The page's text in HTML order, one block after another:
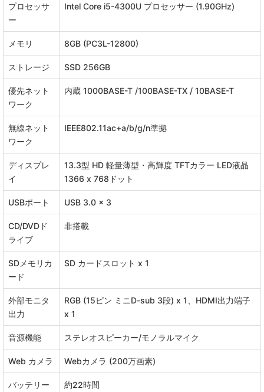
プロセッサ
ー
Intel Core i5-4300U プロセッサー (1.90GHz)
メモリ 8GB (PC3L-12800)
ストレージ SSD 256GB
優先ネット
ワーク
内蔵 1000BASE-T /100BASE-TX / 10BASE-T
無線ネット
ワーク
IEEE802.11ac+a/b/g/n準拠
ディスプレ
イ
13.3型 HD 軽量薄型・高輝度 TFTカラー LED液晶
1366 x 768ドット
USBポート USB 3.0 x 3
CD/DVDド
ライブ
非搭載
SDメモリカ
ード
SD カードスロット x 1
外部モニタ
出力
RGB (15ピン ミニD-sub 3段) x 1、HDMI出力端子
x 1
音源機能 ステレオスピーカー/モノラルマイク
Web カメラ Webカメラ (200万画素)
バッテリー 約22時間